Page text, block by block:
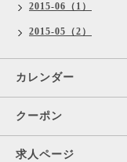
2015-06（1）
2015-05（2）
カレンダー
クーポン
求人ページ